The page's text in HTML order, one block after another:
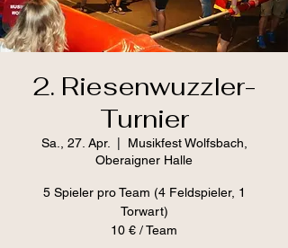
2. Riesenwuzzler-
Turnier
Sa., 27. Apr.
Musikfest Wolfsbach,
Oberaigner Halle
5 Spieler pro Team (4 Feldspieler, 1
Torwart)
10 € / Team